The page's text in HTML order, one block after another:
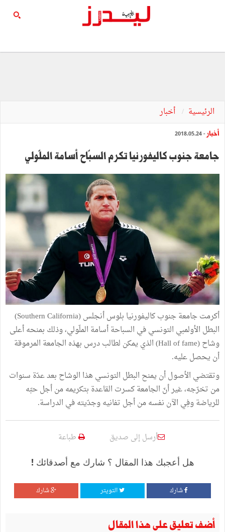
الرئيسية أخبار
أخبار - 2018.05.24
جامعة جنوب كاليفورنيا تكرم السبّاح أسامة الملّولي
أكرمت جامعة جنوب كاليفورنيا بلوس أنجلس (Southern California)
البطل الأولمبي التونسي في السباحة أسامة الملّولي، وذلك بمنحه أعلى
وشاح (Hall of fame) الذي يمكن لطالب درس بهذه الجامعة المرموقة
أن يحصل عليه.
وتقتضي الأصول أن يمنح البطل التونسي هذا الوشاح بعد عدّة سنوات
من تخرّجه، غير أنّ الجامعة كسرت القاعدة بتكريمه من أجل حبّه
للرياضة وفِي الآن نفسه من أجل تفانيه وجدّيته في الدراسة.
أرسل إلى صديق طباعة
هل أعجبك هذا المقال ؟ شارك مع أصدقائك !
شارك التويتر شارك
أضف تعليق على هذا المقال